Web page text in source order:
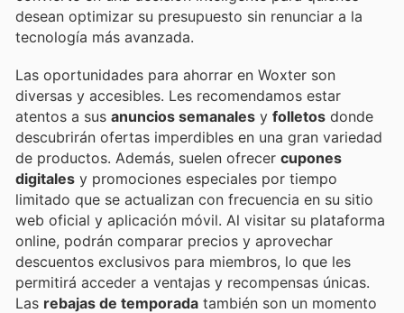
desean optimizar su presupuesto sin renunciar a la
tecnología más avanzada.
Las oportunidades para ahorrar en Woxter son
diversas y accesibles. Les recomendamos estar
atentos a sus anuncios semanales y folletos donde
descubrirán ofertas imperdibles en una gran variedad
de productos. Además, suelen ofrecer cupones
digitales y promociones especiales por tiempo
limitado que se actualizan con frecuencia en su sitio
web oficial y aplicación móvil. Al visitar su plataforma
online, podrán comparar precios y aprovechar
descuentos exclusivos para miembros, lo que les
permitirá acceder a ventajas y recompensas únicas.
Las rebajas de temporada también son un momento